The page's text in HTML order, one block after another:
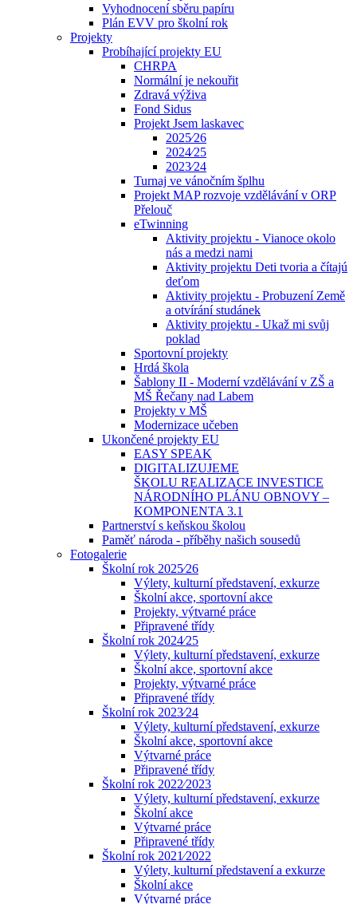
Vyhodnocení sběru papíru
Plán EVV pro školní rok
Projekty
Probíhající projekty EU
CHRPA
Normální je nekouřit
Zdravá výživa
Fond Sidus
Projekt Jsem laskavec
2025⁄26
2024⁄25
2023⁄24
Turnaj ve vánočním šplhu
Projekt MAP rozvoje vzdělávání v ORP
Přelouč
eTwinning
Aktivity projektu - Vianoce okolo
nás a medzi nami
Aktivity projektu Deti tvoria a čítajú
deťom
Aktivity projektu - Probuzení Země
a otvírání studánek
Aktivity projektu - Ukaž mi svůj
poklad
Sportovní projekty
Hrdá škola
Šablony II - Moderní vzdělávání v ZŠ a
MŠ Řečany nad Labem
Projekty v MŠ
Modernizace učeben
Ukončené projekty EU
EASY SPEAK
DIGITALIZUJEME
ŠKOLU REALIZACE INVESTICE
NÁRODNÍHO PLÁNU OBNOVY –
KOMPONENTA 3.1
Partnerství s keňskou školou
Paměť národa - příběhy našich sousedů
Fotogalerie
Školní rok 2025⁄26
Výlety, kulturní představení, exkurze
Školní akce, sportovní akce
Projekty, výtvarné práce
Připravené třídy
Školní rok 2024⁄25
Výlety, kulturní představení, exkurze
Školní akce, sportovní akce
Projekty, výtvarné práce
Připravené třídy
Školní rok 2023⁄24
Výlety, kulturní představení, exkurze
Školní akce, sportovní akce
Výtvarné práce
Připravené třídy
Školní rok 2022⁄2023
Výlety, kulturní představení, exkurze
Školní akce
Výtvarné práce
Připravené třídy
Školní rok 2021⁄2022
Výlety, kulturní představení a exkurze
Školní akce
Výtvarné práce